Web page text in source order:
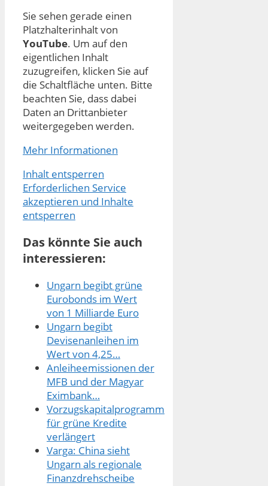
Sie sehen gerade einen
Platzhalterinhalt von
YouTube. Um auf den
eigentlichen Inhalt
zuzugreifen, klicken Sie auf
die Schaltfläche unten. Bitte
beachten Sie, dass dabei
Daten an Drittanbieter
weitergegeben werden.
Mehr Informationen
Inhalt entsperren
Erforderlichen Service
akzeptieren und Inhalte
entsperren
Das könnte Sie auch
interessieren:
Ungarn begibt grüne
Eurobonds im Wert
von 1 Milliarde Euro
Ungarn begibt
Devisenanleihen im
Wert von 4,25…
Anleiheemissionen der
MFB und der Magyar
Eximbank…
Vorzugskapitalprogramm
für grüne Kredite
verlängert
Varga: China sieht
Ungarn als regionale
Finanzdrehscheibe